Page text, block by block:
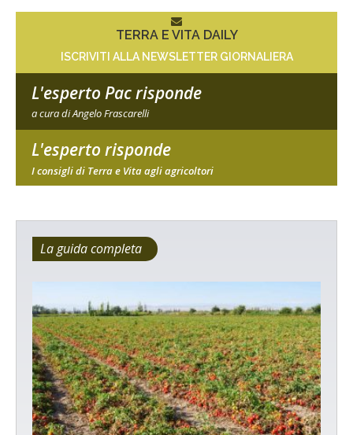
TERRA E VITA DAILY
ISCRIVITI ALLA NEWSLETTER GIORNALIERA
L'esperto Pac risponde
a cura di Angelo Frascarelli
L'esperto risponde
I consigli di Terra e Vita agli agricoltori
La guida completa